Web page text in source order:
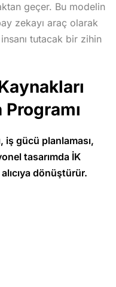
geçer. Bu modelin
zekayı araç olarak
tutacak bir zihin
iş gücü planlaması,
tasarımda İK
dönüştürür.